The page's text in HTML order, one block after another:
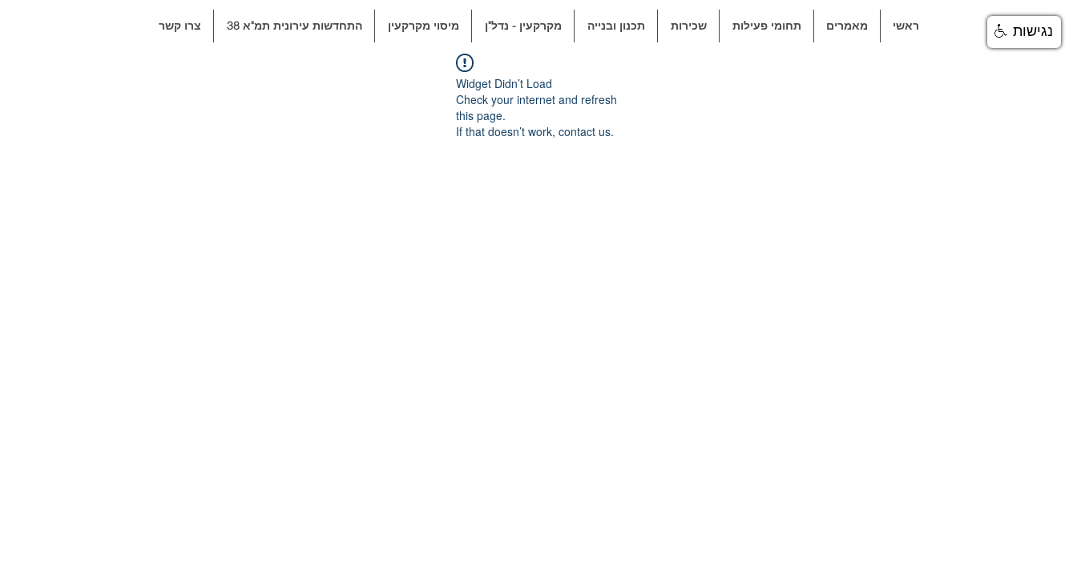
צרו קשר התחדשות עירונית תמ"א 38 מיסוי מקרקעין מקרקעין - נדל"ן תכנון ובנייה שכירות תחומי פעילות מאמרים ראשי
Widget Didn’t Load
Check your internet and refresh
this page.
If that doesn’t work, contact us.
נגישות